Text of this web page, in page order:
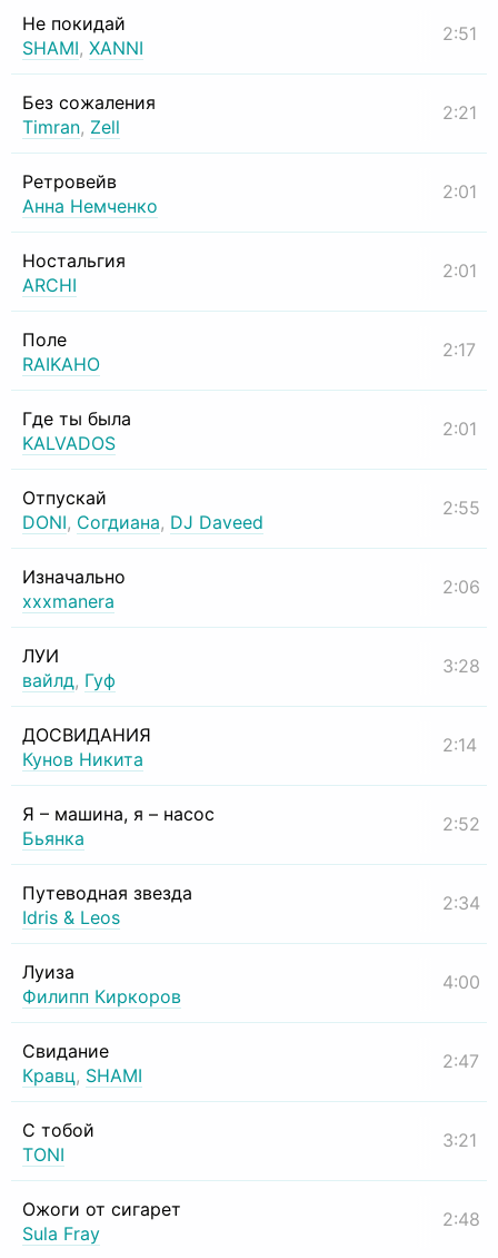
Не покидай
SHAMI, XANNI
2:51
Без сожаления
Timran, Zell
2:21
Ретровейв
Анна Немченко
2:01
Ностальгия
ARCHI
2:01
Поле
RAIKAHO
2:17
Где ты была
KALVADOS
2:01
Отпускай
DONI, Согдиана, DJ Daveed
2:55
Изначально
xxxmanera
2:06
ЛУИ
вайлд, Гуф
3:28
ДОСВИДАНИЯ
Кунов Никита
2:14
Я – машина, я – насос
Бьянка
2:52
Путеводная звезда
Idris & Leos
2:34
Луиза
Филипп Киркоров
4:00
Свидание
Кравц, SHAMI
2:47
С тобой
TONI
3:21
Ожоги от сигарет
Sula Fray
2:48